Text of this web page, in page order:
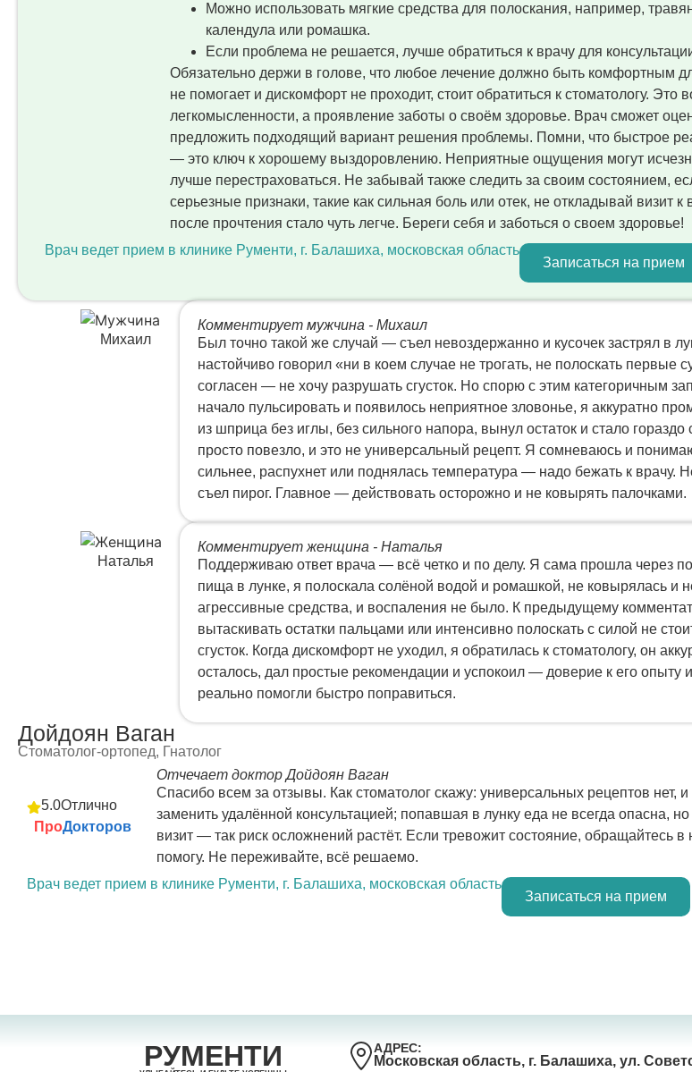
Можно использовать мягкие средства для полоскания, например,
календула или ромашка.
Если проблема не решается, лучше обратиться к врачу для
Обязательно держи в голове, что любое лечение должно быть комфортным
не помогает и дискомфорт не проходит, стоит обратиться к стоматологу. Это
легкомысленности, а проявление заботы о своём здоровье. Врач сможет
предложить подходящий вариант решения проблемы. Помни, что быстрое
— это ключ к хорошему выздоровлению. Неприятные ощущения могут
лучше перестраховаться. Не забывай также следить за своим состоянием,
серьезные признаки, такие как сильная боль или отек, не откладывай визит к
после прочтения стало чуть легче. Береги себя и заботься о своем здоровье!
Врач ведет прием в клинике Рументи, г. Балашиха, московская область
Записаться на прием
Михаил
Комментирует мужчина - Михаил
Был точно такой же случай — съел невоздержанно и кусочек застрял в
настойчиво говорил «ни в коем случае не трогать, не полоскать первые
согласен — не хочу разрушать сгусток. Но спорю с этим категоричным
начало пульсировать и появилось неприятное зловонье, я аккуратно
из шприца без иглы, без сильного напора, вынул остаток и стало
просто повезло, и это не универсальный рецепт. Я сомневаюсь и
сильнее, распухнет или поднялась температура — надо бежать к врачу.
съел пирог. Главное — действовать осторожно и не ковырять палочками.
Наталья
Комментирует женщина - Наталья
Поддерживаю ответ врача — всё четко и по делу. Я сама прошла через
пища в лунке, я полоскала солёной водой и ромашкой, не ковырялась и
агрессивные средства, и воспаления не было. К предыдущему
вытаскивать остатки пальцами или интенсивно полоскать с силой не
сгусток. Когда дискомфорт не уходил, я обратилась к стоматологу, он
осталось, дал простые рекомендации и успокоил — доверие к его опыту
реально помогли быстро поправиться.
Дойдоян Ваган
Стоматолог-ортопед, Гнатолог
5.0Отлично
ПроДокторов
Отчечает доктор Дойдоян Ваган
Спасибо всем за отзывы. Как стоматолог скажу: универсальных рецептов нет,
заменить удалённой консультацией; попавшая в лунку еда не всегда опасна,
визит — так риск осложнений растёт. Если тревожит состояние, обращайтесь в
помогу. Не переживайте, всё решаемо.
Врач ведет прием в клинике Рументи, г. Балашиха, московская область
Записаться на прием
РУМЕНТИ АДРЕС:
Московская область, г. Балашиха, ул.